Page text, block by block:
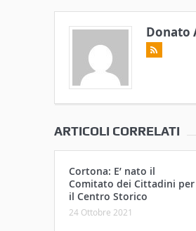
Donato
ARTICOLI CORRELATI
Cortona: E’ nato il
Comitato dei Cittadini per
il Centro Storico
24 Ottobre 2021